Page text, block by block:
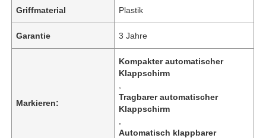
Griffmaterial Plastik
Garantie 3 Jahre
Markieren:
Kompakter automatischer
Klappschirm
Tragbarer automatischer
Klappschirm
Automatisch klappbarer